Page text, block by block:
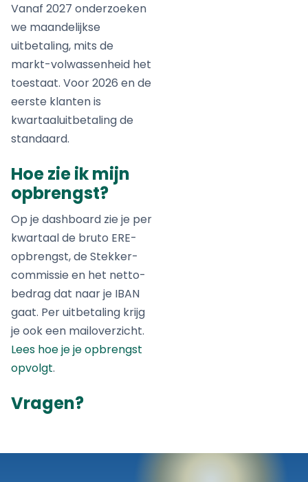
Vanaf 2027 onderzoeken
we maandelijkse
uitbetaling, mits de
markt-volwassenheid het
toestaat. Voor 2026 en de
eerste klanten is
kwartaaluitbetaling de
standaard.
Hoe zie ik mijn
opbrengst?
Op je dashboard zie je per
kwartaal de bruto ERE-
opbrengst, de Stekker-
commissie en het netto-
bedrag dat naar je IBAN
gaat. Per uitbetaling krijg
je ook een mailoverzicht.
Lees hoe je je opbrengst
opvolgt.
Vragen?